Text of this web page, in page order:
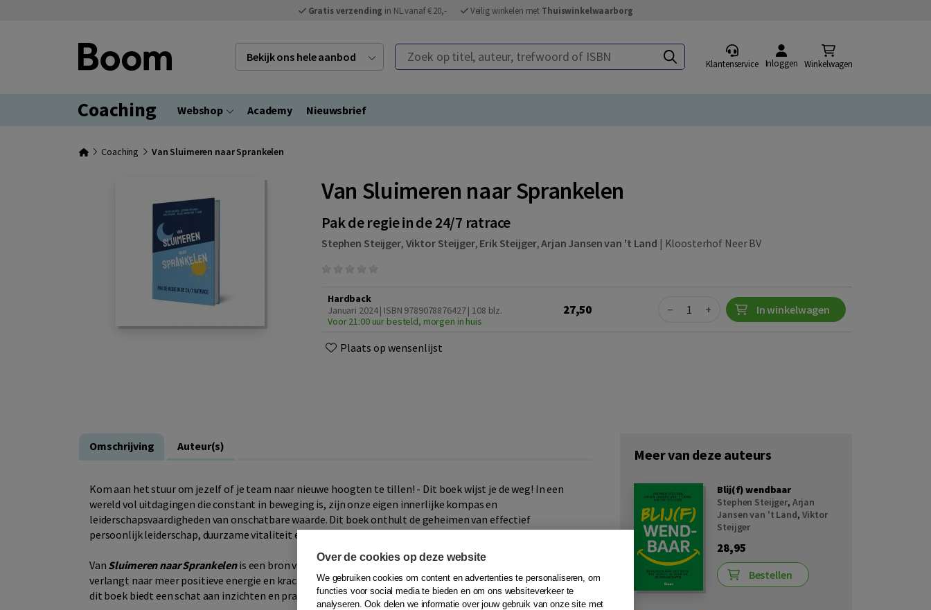
Gratis verzending in NL vanaf € 20,- Veilig winkelen met Thuiswinkelwaarborg
Bekijk ons hele aanbod Zoek op titel, auteur, trefwoord of ISBN
Klantenservice Inloggen Winkelwagen
Coaching Webshop Academy Nieuwsbrief
Coaching Van Sluimeren naar Sprankelen
Van Sluimeren naar Sprankelen
Pak de regie in de 24/7 ratrace
Stephen Steijger, Viktor Steijger, Erik Steijger,Arjan Jansen van 't Land | Kloosterhof Neer BV
Hardback
Januari 2024 | ISBN 9789078876427| 108 blz.
Voor 21:00 uur besteld, morgen in huis
27,50 Quantity
− + In winkelwagen
Plaats op wensenlijst
Omschrijving Auteur(s)
Kom aan het stuur om jezelf of je team naar nieuwe hoogten te tillen! - Dit boek wijst je de weg! In een
wereld vol uitdagingen die constant in beweging is, zijn onze eigen innerlijke kompas en
leiderschapsvaardigheden van onschatbare waarde. Dit boek onthult de geheimen van effectief
persoonlijk leiderschap, duurzame vitaliteit en klinkende resultaten.
Van Sluimeren naar Sprankelenis een bron van inspiratie, een kompas en een mentor voor iedereen die
verlangt naar meer positieve energie en kracht. Of je nu een leidinggevende, coach of professional bent,
dit boek biedt een schat aan inzichten en praktische handvatten. Ontdek hoe.
Meer van deze auteurs
Blij(f) wendbaar
Stephen Steijger, Arjan
Jansen van 't Land, Viktor
Steijger
28,95
Bestellen
Over de cookies op deze website
We gebruiken cookies om content en advertenties te personaliseren, om
functies voor social media te bieden en om ons websiteverkeer te
analyseren. Ook delen we informatie over jouw gebruik van onze site met